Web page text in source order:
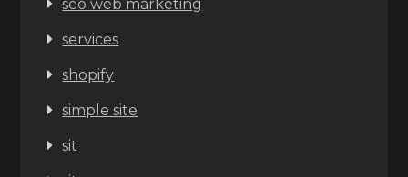
seo web marketing
services
shopify
simple site
sit